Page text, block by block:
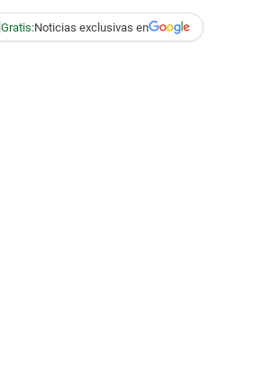
Gratis:Noticias exclusivas en